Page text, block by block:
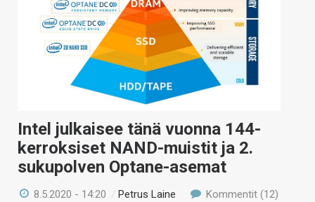
Intel julkaisee tänä vuonna 144-
kerroksiset NAND-muistit ja 2.
sukupolven Optane-asemat
8.5.2020 - 14:20 /Petrus Laine Kommentit (12)